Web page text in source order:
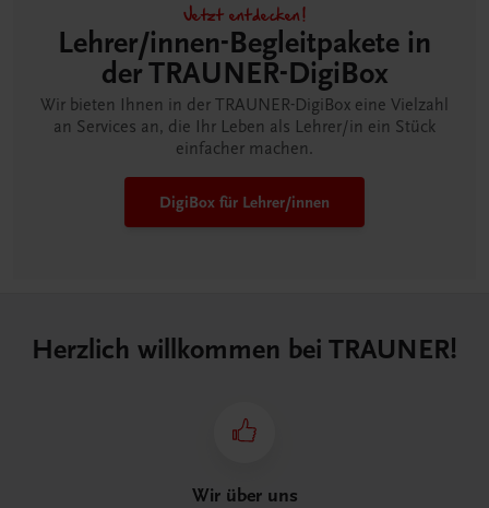
Jetzt entdecken!
Lehrer/innen-Begleitpakete in
der TRAUNER-DigiBox
Wir bieten Ihnen in der TRAUNER-DigiBox eine Vielzahl
an Services an, die Ihr Leben als Lehrer/in ein Stück
einfacher machen.
DigiBox für Lehrer/innen
Herzlich willkommen bei TRAUNER!
Wir über uns